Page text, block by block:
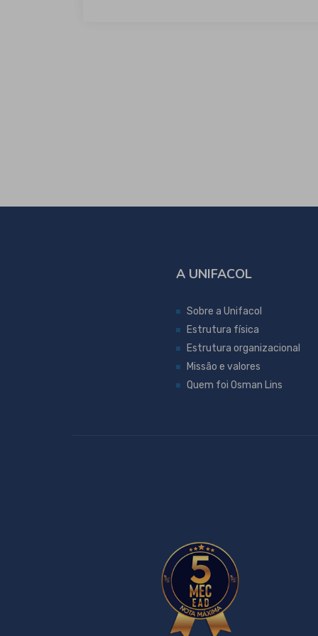
A UNIFACOL
Sobre a Unifacol
Estrutura física
Estrutura organizacional
Missão e valores
Quem foi Osman Lins